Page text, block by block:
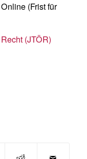
(Frist für
(JTÖR)